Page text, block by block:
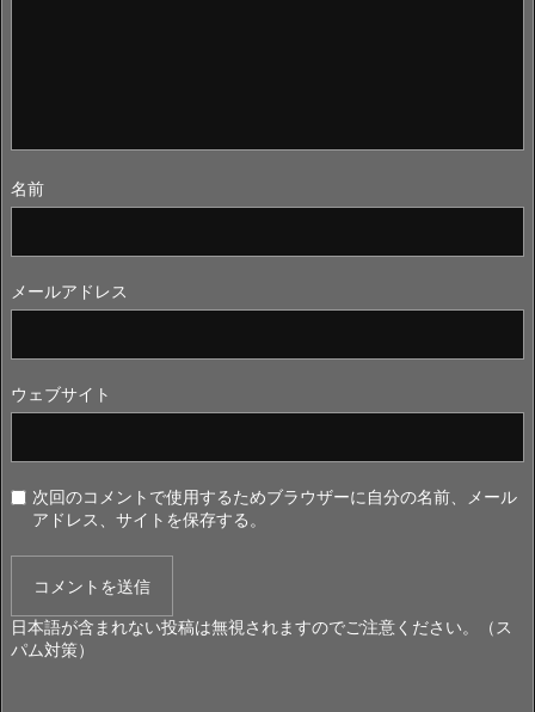
名前
メールアドレス
ウェブサイト
次回のコメントで使用するためブラウザーに自分の名前、メール
アドレス、サイトを保存する。
日本語が含まれない投稿は無視されますのでご注意ください。（ス
パム対策）